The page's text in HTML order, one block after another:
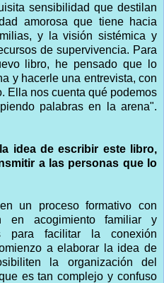
sensibilidad que destilan
amorosa que tiene hacia
y la visión sistémica y
de supervivencia. Para
libro, he pensado que lo
y hacerle una entrevista, con
Ella nos cuenta qué podemos
palabras en la arena".
idea de escribir este libro,
a las personas que lo
un proceso formativo con
en acogimiento familiar y
para facilitar la conexión
a elaborar la idea de
la organización del
es tan complejo y confuso